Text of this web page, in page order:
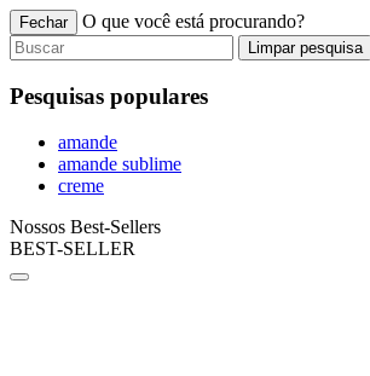
Fechar O que você está procurando?
Limpar pesquisa
Pesquisas populares
amande
amande sublime
creme
Nossos Best-Sellers
BEST-SELLER